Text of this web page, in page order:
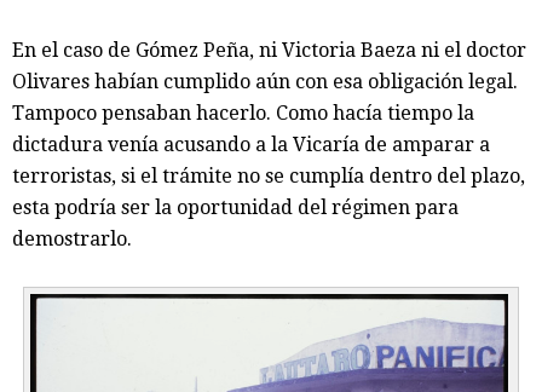
En el caso de Gómez Peña, ni Victoria Baeza ni el doctor
Olivares habían cumplido aún con esa obligación legal.
Tampoco pensaban hacerlo. Como hacía tiempo la
dictadura venía acusando a la Vicaría de amparar a
terroristas, si el trámite no se cumplía dentro del plazo,
esta podría ser la oportunidad del régimen para
demostrarlo.